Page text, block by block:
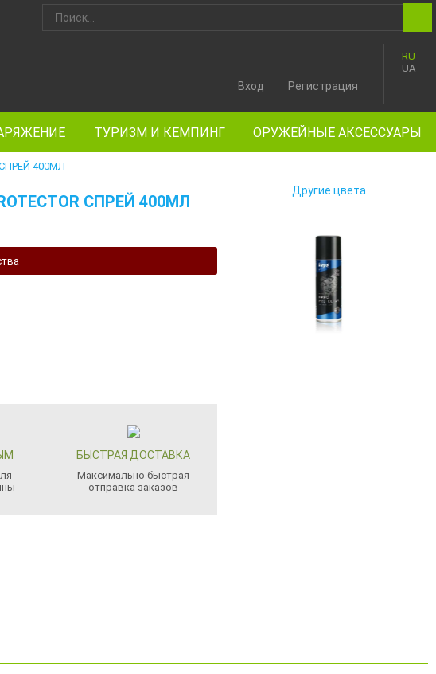
RU
UA
Вход Регистрация
ТУРИЗМ И КЕМПИНГ ОРУЖЕЙНЫЕ АКСЕССУАРЫ
400МЛ
СПРЕЙ 400МЛ
БЫСТРАЯ ДОСТАВКА
Максимально быстрая
отправка заказов
Другие цвета